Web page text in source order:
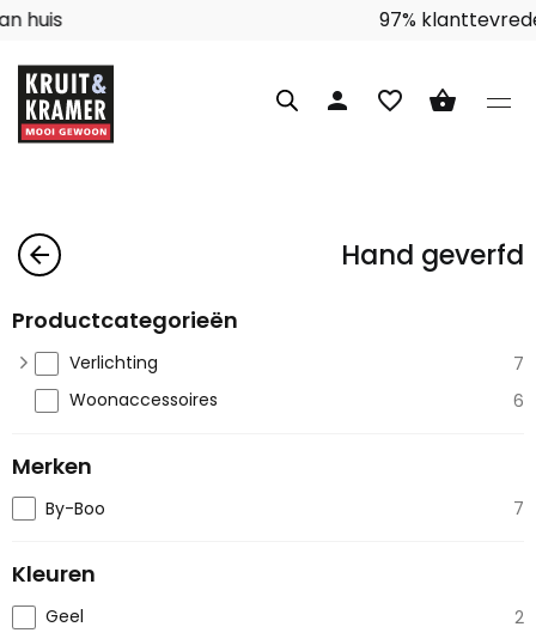
Interieuradvies aan huis
person favorite_border shopping_basket
arrow_back Hand geverfd
Productcategorieën
Verlichting
7
Woonaccessoires
6
Merken
By-Boo 7
Kleuren
Geel 2